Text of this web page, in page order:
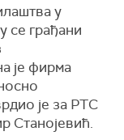
у
се грађани
је фирма
је за РТС
Станојевић.